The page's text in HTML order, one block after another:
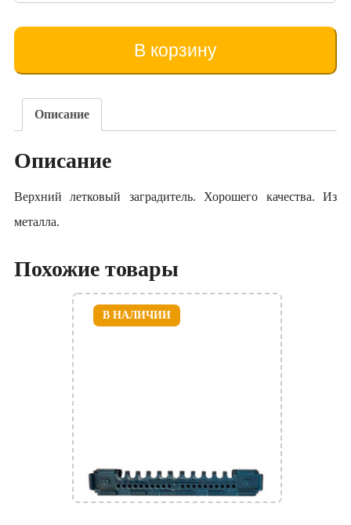
товара
Închizătorul
din
(7
В корзину
Описание
Описание
Верхний летковый заградитель. Хорошего качества. Из
металла.
Похожие товары
В НАЛИЧИИ